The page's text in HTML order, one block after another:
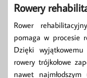
Rowery
Rower
pomaga w procesie
Dzięki
rowery trójkołowe
nawet najmłodszym